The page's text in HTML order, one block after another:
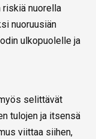
nuorella
nuoruusiän
ulkopuolelle ja
selittävät
tulojen ja itsensä
viittaa siihen,